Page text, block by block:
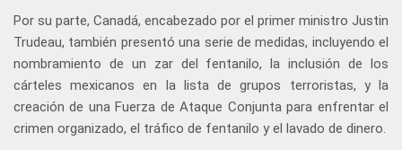
Por su parte, Canadá, encabezado por el primer ministro Justin
Trudeau, también presentó una serie de medidas, incluyendo el
nombramiento de un zar del fentanilo, la inclusión de los
cárteles mexicanos en la lista de grupos terroristas, y la
creación de una Fuerza de Ataque Conjunta para enfrentar el
crimen organizado, el tráfico de fentanilo y el lavado de dinero.